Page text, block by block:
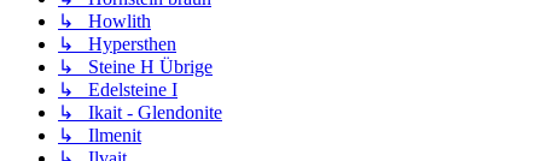
↳ Howlith
↳ Hypersthen
↳ Steine H Übrige
↳ Edelsteine I
↳ Ikait - Glendonite
↳ Ilmenit